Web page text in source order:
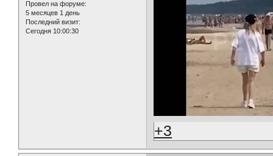
Провел на форуме:
5 месяцев 1 день
Последний визит:
Сегодня 10:00:30
+3